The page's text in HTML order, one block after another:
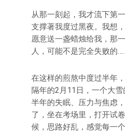
从那一刻起，我才流下第
支撑著我度过黑夜。我想
愿意送一盏蜡烛给我，那
人，可能不是完全失败的
在这样的煎熬中度过半年
隔年的2月11日，一个大
半年的失眠、压力与焦虑
了，坐在考场里，打开试
候，思路好乱，感觉每一